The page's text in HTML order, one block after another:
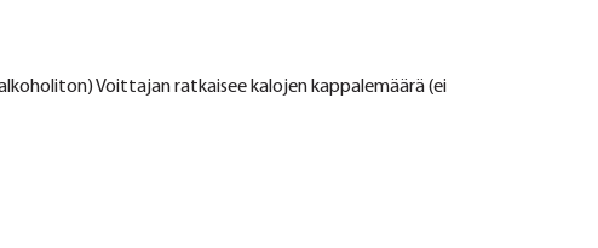
Voittajan ratkaisee kalojen kappalemäärä (ei